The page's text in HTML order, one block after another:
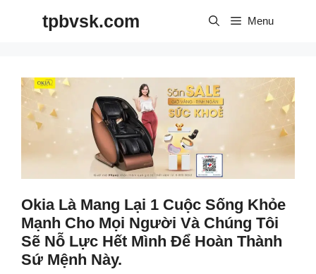
tpbvsk.com Menu
Okia Là Mang Lại 1 Cuộc Sống Khỏe
Mạnh Cho Mọi Người Và Chúng Tôi
Sẽ Nỗ Lực Hết Mình Để Hoàn Thành
Sứ Mệnh Này.